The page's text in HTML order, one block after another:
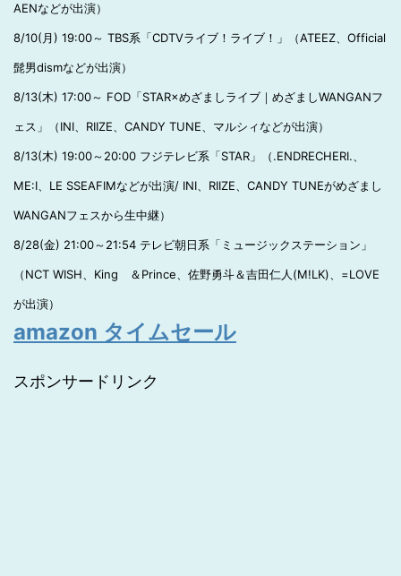
AENなどが出演）
8/10(月) 19:00～ TBS系「CDTVライブ！ライブ！」（ATEEZ、Official
髭男dismなどが出演）
8/13(木) 17:00～ FOD「STAR×めざましライブ｜めざましWANGANフ
ェス」（INI、RIIZE、CANDY TUNE、マルシィなどが出演）
8/13(木) 19:00～20:00 フジテレビ系「STAR」（.ENDRECHERI.、
ME:I、LE SSEAFIMなどが出演/ INI、RIIZE、CANDY TUNEがめざまし
WANGANフェスから生中継）
8/28(金) 21:00～21:54 テレビ朝日系「ミュージックステーション」
（NCT WISH、King ＆Prince、佐野勇斗＆吉田仁人(M!LK)、=LOVE
が出演）
amazon タイムセール
スポンサードリンク